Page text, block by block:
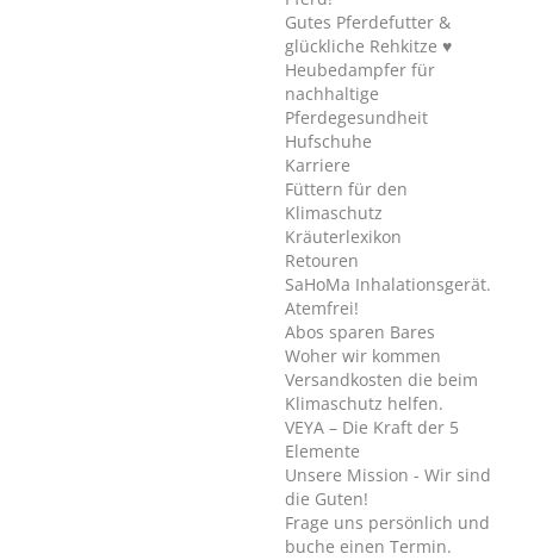
Gutes Pferdefutter &
glückliche Rehkitze ♥
Heubedampfer für
nachhaltige
Pferdegesundheit
Hufschuhe
Karriere
Füttern für den
Klimaschutz
Kräuterlexikon
Retouren
SaHoMa Inhalationsgerät.
Atemfrei!
Abos sparen Bares
Woher wir kommen
Versandkosten die beim
Klimaschutz helfen.
VEYA – Die Kraft der 5
Elemente
Unsere Mission - Wir sind
die Guten!
Frage uns persönlich und
buche einen Termin.